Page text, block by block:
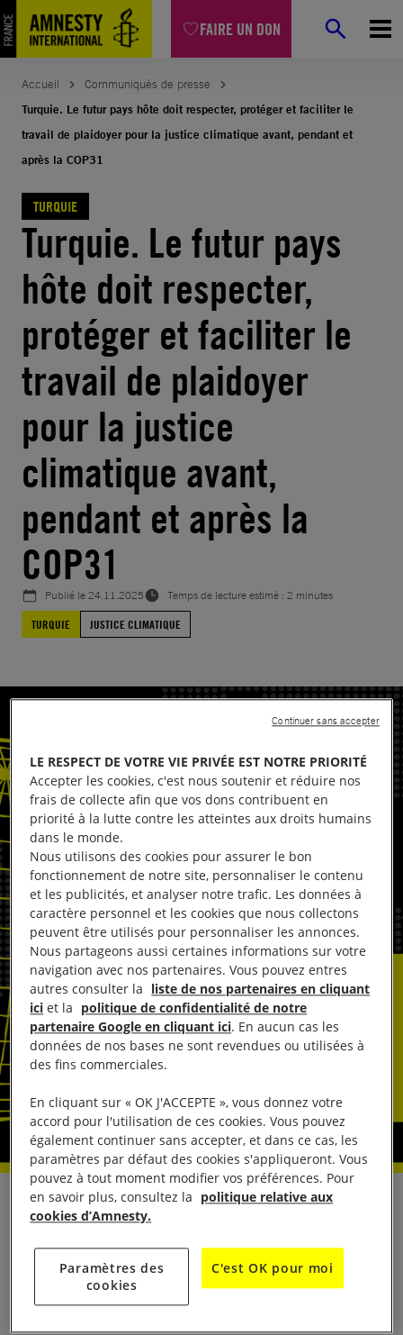
FAIRE UN DON
Aller
au
contenu
Accueil
Communiqués de presse
Turquie. Le futur pays hôte doit respecter, protéger et faciliter le
travail de plaidoyer pour la justice climatique avant, pendant et
après la COP31
TURQUIE
Turquie. Le futur pays
hôte doit respecter,
protéger et faciliter le
travail de plaidoyer
pour la justice
climatique avant,
pendant et après la
COP31
Publié le24.11.2025
Temps de lecture estimé : 2 minutes
TURQUIE
JUSTICE CLIMATIQUE
En réaction à l’accord sur l’organisation de la COP31
économique et sociale d’Amnesty International, a
déclaré :
LE RESPECT DE VOTRE VIE PRIVÉE EST NOTRE PRIORITÉ
Accepter les cookies, c'est nous soutenir et réduire nos
frais de collecte afin que vos dons contribuent en
priorité à la lutte contre les atteintes aux droits humains
dans le monde.
Nous utilisons des cookies pour assurer le bon
fonctionnement de notre site, personnaliser le contenu
et les publicités, et analyser notre trafic. Les données à
caractère personnel et les cookies que nous collectons
peuvent être utilisés pour personnaliser les annonces.
Nous partageons aussi certaines informations sur votre
navigation avec nos partenaires. Vous pouvez entres
autres consulter la liste de nos partenaires en cliquant
ici et la politique de confidentialité de notre
partenaire Google en cliquant ici. En aucun cas les
données de nos bases ne sont revendues ou utilisées à
des fins commerciales.
En cliquant sur « OK J'ACCEPTE », vous donnez votre
accord pour l'utilisation de ces cookies. Vous pouvez
également continuer sans accepter, et dans ce cas, les
paramètres par défaut des cookies s'appliqueront. Vous
pouvez à tout moment modifier vos préférences. Pour
en savoir plus, consultez la politique relative aux
cookies d’Amnesty.
Paramètres des
cookies
C'est OK pour moi
Continuer sans accepter